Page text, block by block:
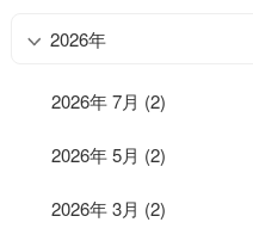
2026年
2026年 7月 (2)
2026年 5月 (2)
2026年 3月 (2)